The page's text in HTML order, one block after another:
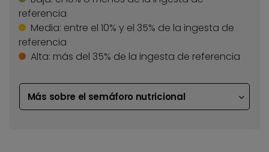
referencia
Media: entre el 10% y el 35% de la ingesta de
referencia
Alta: más del 35% de la ingesta de referencia
Más sobre el semáforo nutricional